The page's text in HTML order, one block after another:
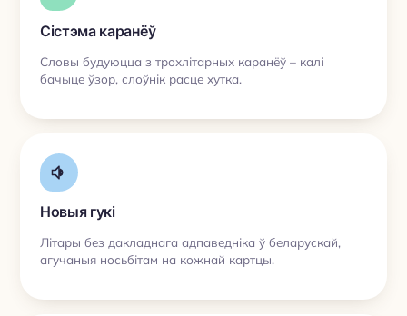
Сістэма каранёў
Словы будуюцца з трохлітарных каранёў – калі
бачыце ўзор, слоўнік расце хутка.
Новыя гукі
Літары без дакладнага адпаведніка ў беларускай,
агучаныя носьбітам на кожнай картцы.